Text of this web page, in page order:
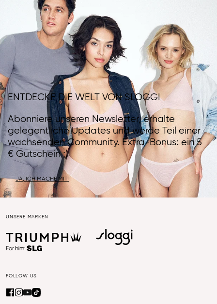
ENTDECKE DIE WELT VON SLOGGI
Abonniere unseren Newsletter, erhalte
gelegentliche Updates und werde Teil einer
wachsenden Community. Extra-Bonus: ein 5
€ Gutschein ;)
JA, ICH MACHE MIT!
UNSERE MARKEN
FOLLOW US